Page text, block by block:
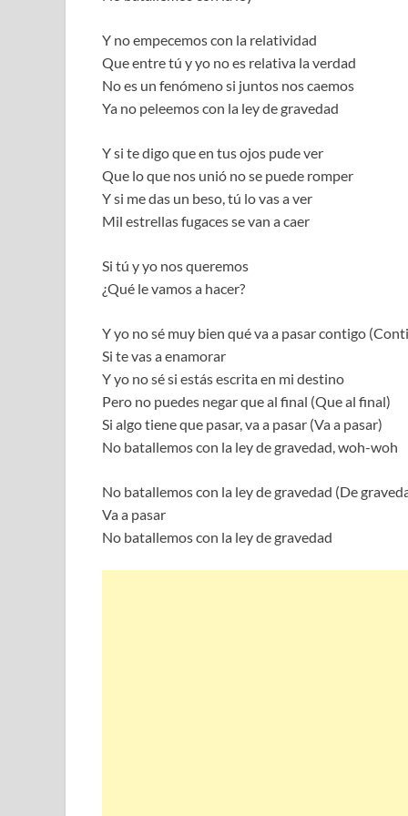
Y no empecemos con la relatividad
Que entre tú y yo no es relativa la verdad
No es un fenómeno si juntos nos caemos
Ya no peleemos con la ley de gravedad
Y si te digo que en tus ojos pude ver
Que lo que nos unió no se puede romper
Y si me das un beso, tú lo vas a ver
Mil estrellas fugaces se van a caer
Si tú y yo nos queremos
¿Qué le vamos a hacer?
Y yo no sé muy bien qué va a pasar contigo
Si te vas a enamorar
Y yo no sé si estás escrita en mi destino
Pero no puedes negar que al final (Que al final)
Si algo tiene que pasar, va a pasar (Va a pasar)
No batallemos con la ley de gravedad, woh-woh
No batallemos con la ley de gravedad (De
Va a pasar
No batallemos con la ley de gravedad